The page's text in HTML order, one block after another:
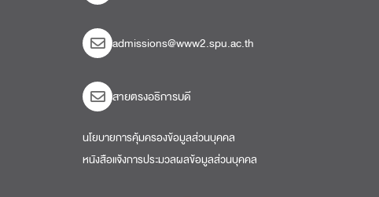
admissions@www2.spu.ac.th
สายตรงอธิการบดี​
นโยบายการคุ้มครองข้อมูลส่วนบุคคล
หนังสือแจ้งการประมวลผลข้อมูลส่วนบุคคล